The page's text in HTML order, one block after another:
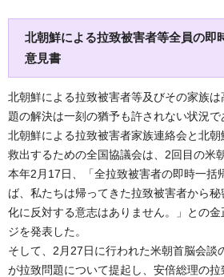
北朝鮮による拉致被害者等全員の即
意見書
北朝鮮による拉致被害者等及びその家族
題の解決は一刻の猶予も許されない状況で
北朝鮮による拉致被害者家族連絡会と北
救出するための全国協議会は、2回目の米
本年2月17日、「全拉致被害者の即時一括
ば、私たちは帰ってきた拉致被害者から
化に反対する意志はありません。」との
ジを発表した。
そして、2月27日に行われた米朝首脳会談
が拉致問題について提起し、安倍総理の